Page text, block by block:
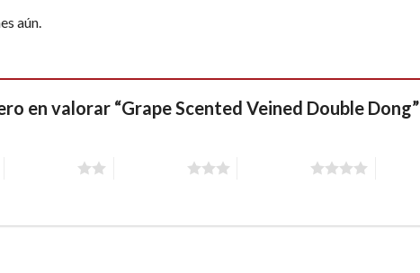
aún.
en valorar “Grape Scented Veined Double Dong”